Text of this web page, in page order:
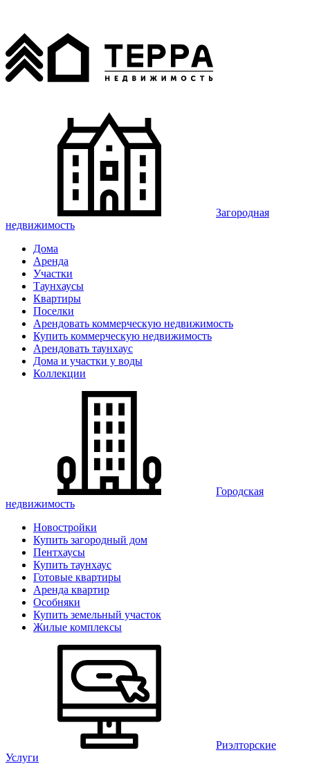
Загородная
недвижимость
Дома
Аренда
Участки
Таунхаусы
Квартиры
Поселки
Арендовать коммерческую недвижимость
Купить коммерческую недвижимость
Арендовать таунхаус
Дома и участки у воды
Коллекции
Городская
недвижимость
Новостройки
Купить загородный дом
Пентхаусы
Купить таунхаус
Готовые квартиры
Аренда квартир
Особняки
Купить земельный участок
Жилые комплексы
Риэлторские
Услуги